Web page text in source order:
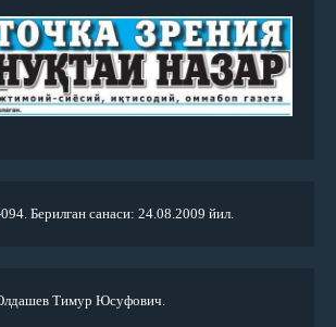
Берилган санаси: 24.08.2009 йил.
Тимур Юсуфович.